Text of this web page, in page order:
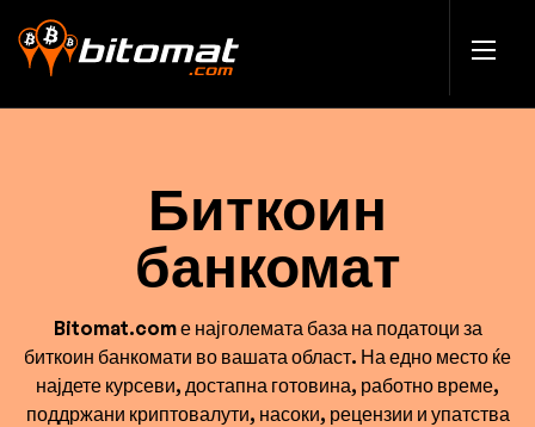
Биткоин
банкомат
Bitomat.com е најголемата база на податоци за
биткоин банкомати во вашата област. На едно место ќе
најдете курсеви, достапна готовина, работно време,
поддржани криптовалути, насоки, рецензии и упатства